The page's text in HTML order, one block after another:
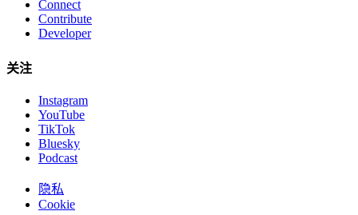
Connect
Contribute
Developer
关注
Instagram
YouTube
TikTok
Bluesky
Podcast
隐私
Cookie